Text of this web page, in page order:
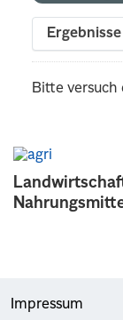
Bitte versuch
Impressum